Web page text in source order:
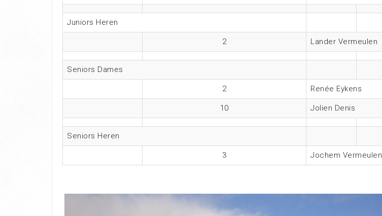
Juniors Heren
2 Lander Vermeulen
Seniors Dames
2 Renée Eykens
10 Jolien Denis
Seniors Heren
3 Jochem Vermeulen